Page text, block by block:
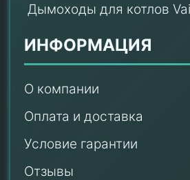
Дымоходы для котлов
ИНФОРМАЦИЯ
О компании
Оплата и доставка
Условие гарантии
Отзывы